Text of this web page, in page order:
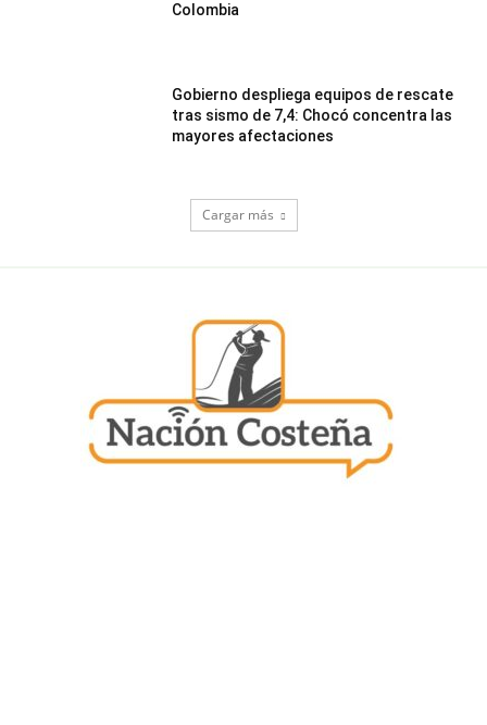
Colombia
Gobierno despliega equipos de rescate
tras sismo de 7,4: Chocó concentra las
mayores afectaciones
Cargar más